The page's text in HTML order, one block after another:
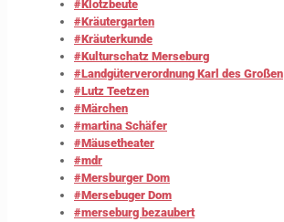
#Klotzbeute
#Kräutergarten
#Kräuterkunde
#Kulturschatz Merseburg
#Landgüterverordnung Karl des Großen
#Lutz Teetzen
#Märchen
#martina Schäfer
#Mäusetheater
#mdr
#Mersburger Dom
#Mersebuger Dom
#merseburg bezaubert